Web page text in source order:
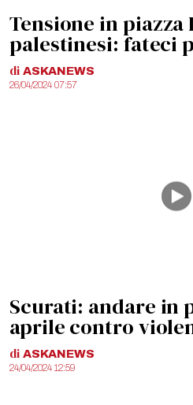
Tensione in piazza
palestinesi: fateci
di ASKANEWS
26/04/2024 07:57
Scurati: andare in
aprile contro
di ASKANEWS
24/04/2024 12:59